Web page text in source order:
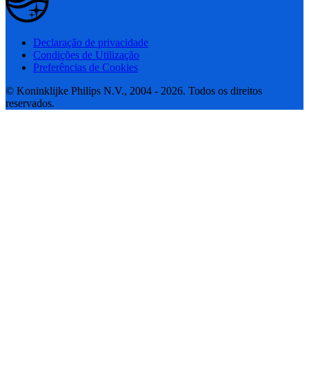
Declaração de privacidade
Condições de Utilização
Preferências de Cookies
© Koninklijke Philips N.V., 2004 - 2026. Todos os direitos
reservados.